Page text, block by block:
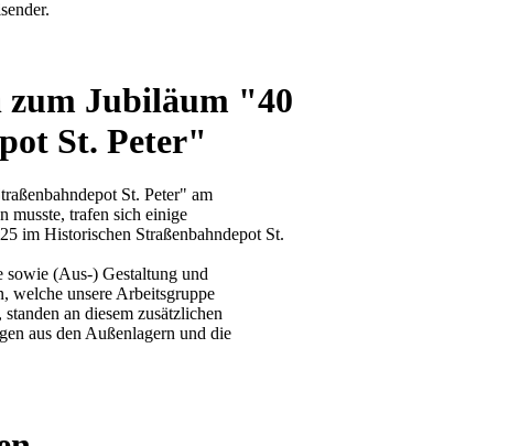
Jubiläum "40
St. Peter"
St. Peter" am
musste, trafen sich einige
im Historischen Straßenbahndepot St.
sowie (Aus-) Gestaltung und
welche unsere Arbeitsgruppe
an diesem zusätzlichen
aus den Außenlagern und die